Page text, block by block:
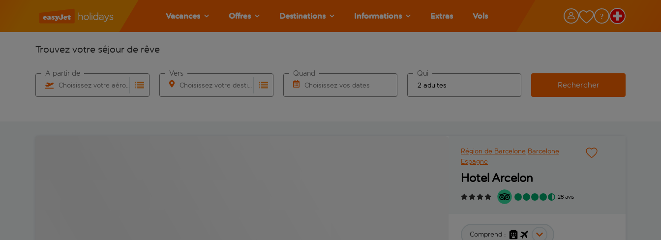
Vacances Offres Destinations Informations Extras Vols
Trouvez votre séjour de rêve
Choisissez votre aéroport
À partir de
Choisissez votre destination
Vers
Choisissez vos dates
Quand Qui
Rechercher
Région de Barcelone Barcelone
Espagne
Hotel Arcelon
28 avis
Comprend :